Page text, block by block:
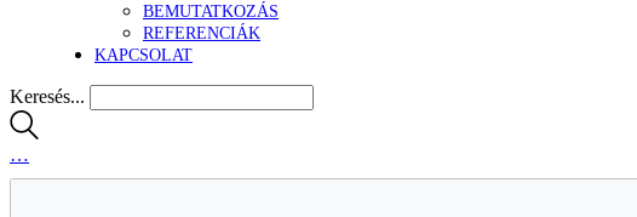
BEMUTATKOZÁS
REFERENCIÁK
KAPCSOLAT
Keresés...
…